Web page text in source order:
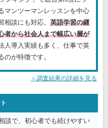
マンツーマンレッスンを中心
談にも対応。 英語学習の継
者から社会人まで幅広い層が
人導入実績も多く、仕事で英
が特徴です。
＞調査結果の詳細を見る
談で、初心者でも続けやすい